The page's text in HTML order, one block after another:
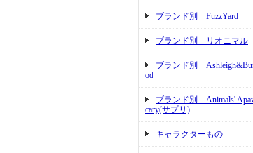
ブランド別 FuzzYard
ブランド別 リオニマル
ブランド別
od
ブランド別 Animals'
cary(サプリ)
キャラクターもの